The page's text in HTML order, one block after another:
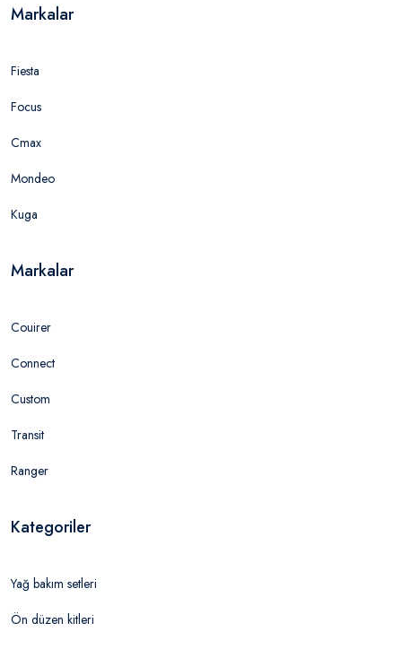
Markalar
Fiesta
Focus
Cmax
Mondeo
Kuga
Markalar
Couirer
Connect
Custom
Transit
Ranger
Kategoriler
Yağ bakım setleri
Ön düzen kitleri